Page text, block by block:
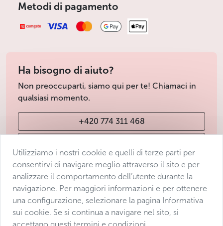
Metodi di pagamento
Ha bisogno di aiuto?
Non preoccuparti, siamo qui per te! Chiamaci in
qualsiasi momento.
+420 774 311 468
Condizioni di vendita
Protezione dei dati
Dichiarazione di accessibilità
Utilizziamo i nostri cookie e quelli di terze parti per
consentirvi di navigare meglio attraverso il sito e per
analizzare il comportamento dell’utente durante la
navigazione. Per maggiori informazioni e per ottenere
una configurazione, selezionare la pagina Informativa
sui cookie. Se si continua a navigare nel sito, si